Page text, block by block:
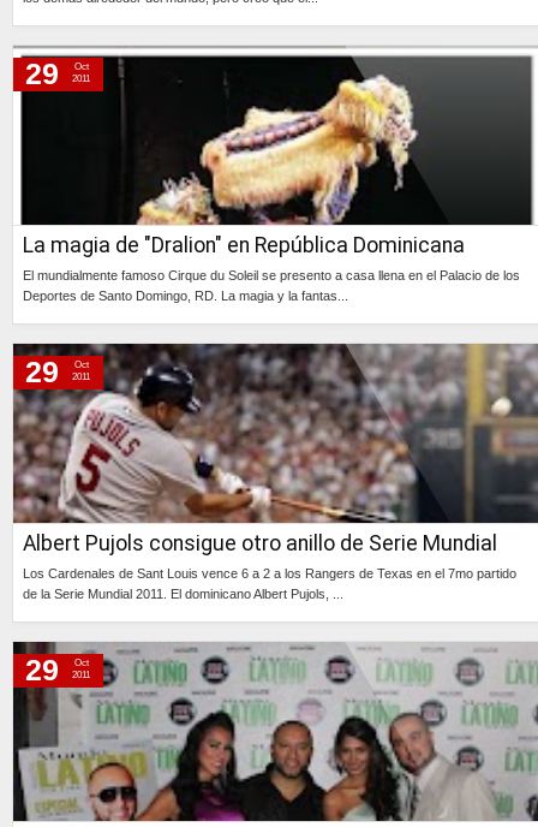
La magia de "Dralion" en República Dominicana
El mundialmente famoso Cirque du Soleil se presento a casa llena en el Palacio de los
Deportes de Santo Domingo, RD. La magia y la fantas...
29
Oct
2011
Albert Pujols consigue otro anillo de Serie Mundial
Los Cardenales de Sant Louis vence 6 a 2 a los Rangers de Texas en el 7mo partido
de la Serie Mundial 2011. El dominicano Albert Pujols, ...
29
Oct
2011
29
Oct
2011